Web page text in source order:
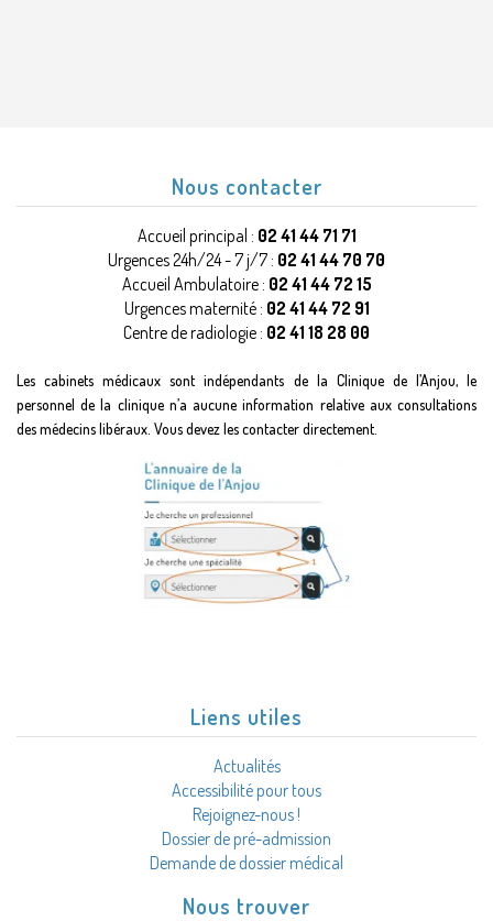
Nous contacter
Accueil principal : 02 41 44 71 71
Urgences 24h/24 - 7 j/7 : 02 41 44 70 70
Accueil Ambulatoire : 02 41 44 72 15
Urgences maternité : 02 41 44 72 91
Centre de radiologie : 02 41 18 28 00
Les cabinets médicaux sont indépendants de la Clinique de l’Anjou, le
personnel de la clinique n’a aucune information relative aux consultations
des médecins libéraux. Vous devez les contacter directement.
Liens utiles
Actualités
Accessibilité pour tous
Rejoignez-nous !
Dossier de pré-admission
Demande de dossier médical
Nous trouver